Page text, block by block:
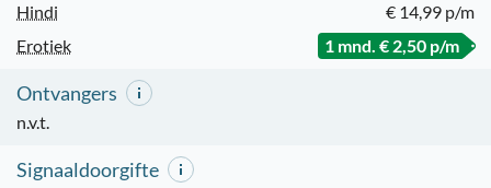
Hindi
€ 14,99 p/m
Erotiek
1 mnd. € 2,50 p/m
Ontvangers
n.v.t.
Signaaldoorgifte